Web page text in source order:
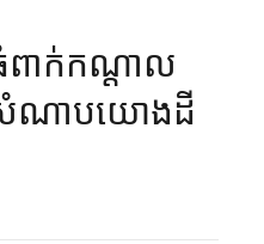
ពាក់កណ្តាល
សំណាបយោងដី